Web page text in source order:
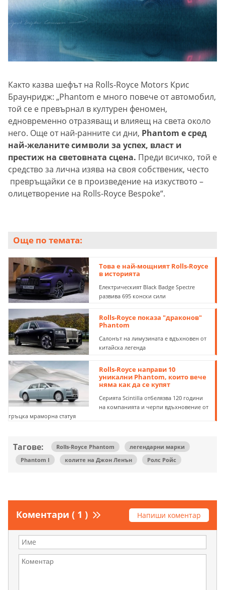
Както казва шефът на Rolls-Royce Motors Крис
Браунридж: „Phantom е много повече от автомобил,
той се е превърнал в културен феномен,
едновременно отразяващ и влияещ на света около
него. Още от най-ранните си дни, Phantom е сред
най-желаните символи за успех, власт и
престиж на световната сцена. Преди всичко, той е
средство за лична изява на своя собственик, често
превръщайки се в произведение на изкуството –
олицетворение на Rolls-Royce Bespoke“.
Още по темата:
Това е най-мощният Rolls-Royce
в историята
Електрическият Black Badge Spectre
развива 695 конски сили
Rolls-Royce показа "драконов"
Phantom
Салонът на лимузината е вдъхновен от
китайска легенда
Rolls-Royce направи 10
уникални Phantom, които вече
няма как да се купят
Серията Scintilla отбелязва 120 години
на компанията и черпи вдъхновение от
гръцка мраморна статуя
Тагове: Rolls-Royce Phantom
легендарни марки
Phantom I
колите на Джон Ленън Ролс Ройс
Коментари ( 1 ) Напиши коментар